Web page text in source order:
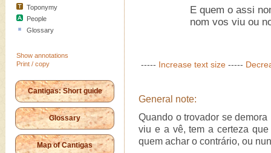
Toponymy
People
Glossary
Show annotations
Print / copy
Cantigas: Short guide
Glossary
Map of Cantigas
E quem o assi
nom vos viu ou
----- Increase text size -----
General note:
Quando o trovador se
viu e a vê, tem a certeza
quem achar o contrário, ou